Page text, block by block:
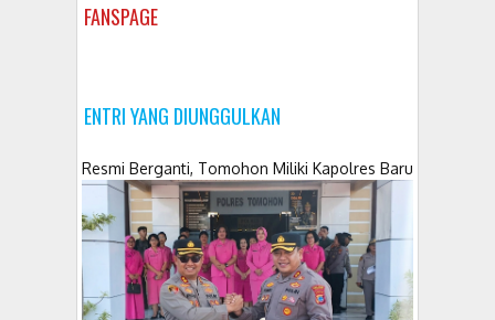
FANSPAGE
ENTRI YANG DIUNGGULKAN
Resmi Berganti, Tomohon Miliki Kapolres Baru